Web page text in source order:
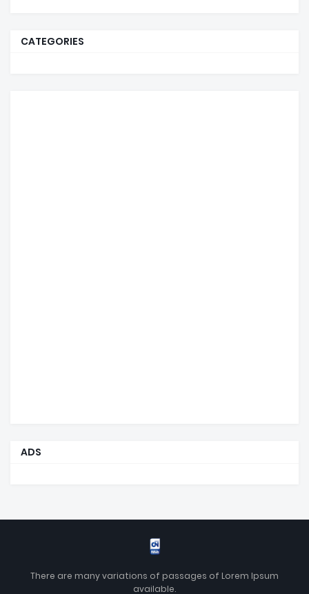
CATEGORIES
ADS
There are many variations of passages of Lorem Ipsum
available.